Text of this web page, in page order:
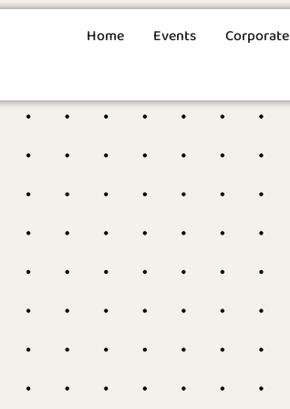
Home Events Corporate